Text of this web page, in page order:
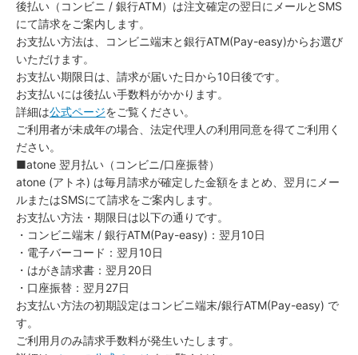
後払い（コンビニ / 銀行ATM）は注文確定の翌日にメールとSMS
にて請求をご案内します。
お支払い方法は、コンビニ端末と銀行ATM(Pay-easy)からお選び
いただけます。
お支払い期限日は、請求が届いた日から10日後です。
お支払いには後払い手数料がかかります。
詳細は公式ページをご覧ください。
ご利用者が未成年の場合、法定代理人の利用同意を得てご利用く
ださい。
■atone 翌月払い（コンビニ/口座振替）
atone (アトネ) は毎月請求が確定した金額をまとめ、翌月にメー
ルまたはSMSにて請求をご案内します。
お支払い方法・期限日は以下の通りです。
・コンビニ端末 / 銀行ATM(Pay-easy)：翌月10日
・電子バーコード：翌月10日
・はがき請求書：翌月20日
・口座振替：翌月27日
お支払い方法の初期設定はコンビニ端末/銀行ATM(Pay-easy) で
す。
ご利用月のみ請求手数料が発生いたします。